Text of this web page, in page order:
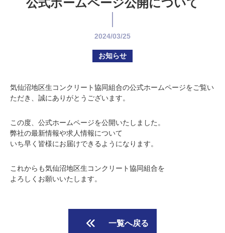
公式ホームページ公開について
2024/03/25
お知らせ
気仙沼地区生コンクリート協同組合の公式ホームページをご覧い
ただき、誠にありがとうございます。
この度、公式ホームページを公開いたしました。
弊社の最新情報や求人情報について
いち早く皆様にお届けできるようになります。
これからも気仙沼地区生コンクリート協同組合を
よろしくお願いいたします。
一覧へ戻る